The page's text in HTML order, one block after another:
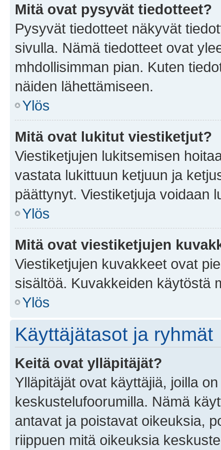
Mitä ovat pysyvät tiedotteet?
Pysyvät tiedotteet näkyvät
sivulla. Nämä tiedotteet ovat
mhdollisimman pian. Kuten
näiden lähettämiseen.
Ylös
Mitä ovat lukitut viestiketjut?
Viestiketjujen lukitsemisen
vastata lukittuun ketjuun ja
päättynyt. Viestiketjuja voidaan
Ylös
Mitä ovat viestiketjujen
Viestiketjujen kuvakkeet ovat
sisältöä. Kuvakkeiden käytöstä
Ylös
Käyttäjätasot ja ryhmät
Keitä ovat ylläpitäjät?
Ylläpitäjät ovat käyttäjiä, joilla
keskustelufoorumilla. Nämä
antavat ja poistavat oikeuksia,
riippuen mitä oikeuksia